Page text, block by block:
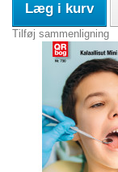
Læg i kurv
Tilføj sammenligning